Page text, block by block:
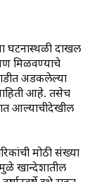
घटनास्थळी दाखल
मिळवण्याचे
अडकलेल्या
आहे. तसेच
आल्याचीदेखील
मोठी संख्या
खान्देशातील